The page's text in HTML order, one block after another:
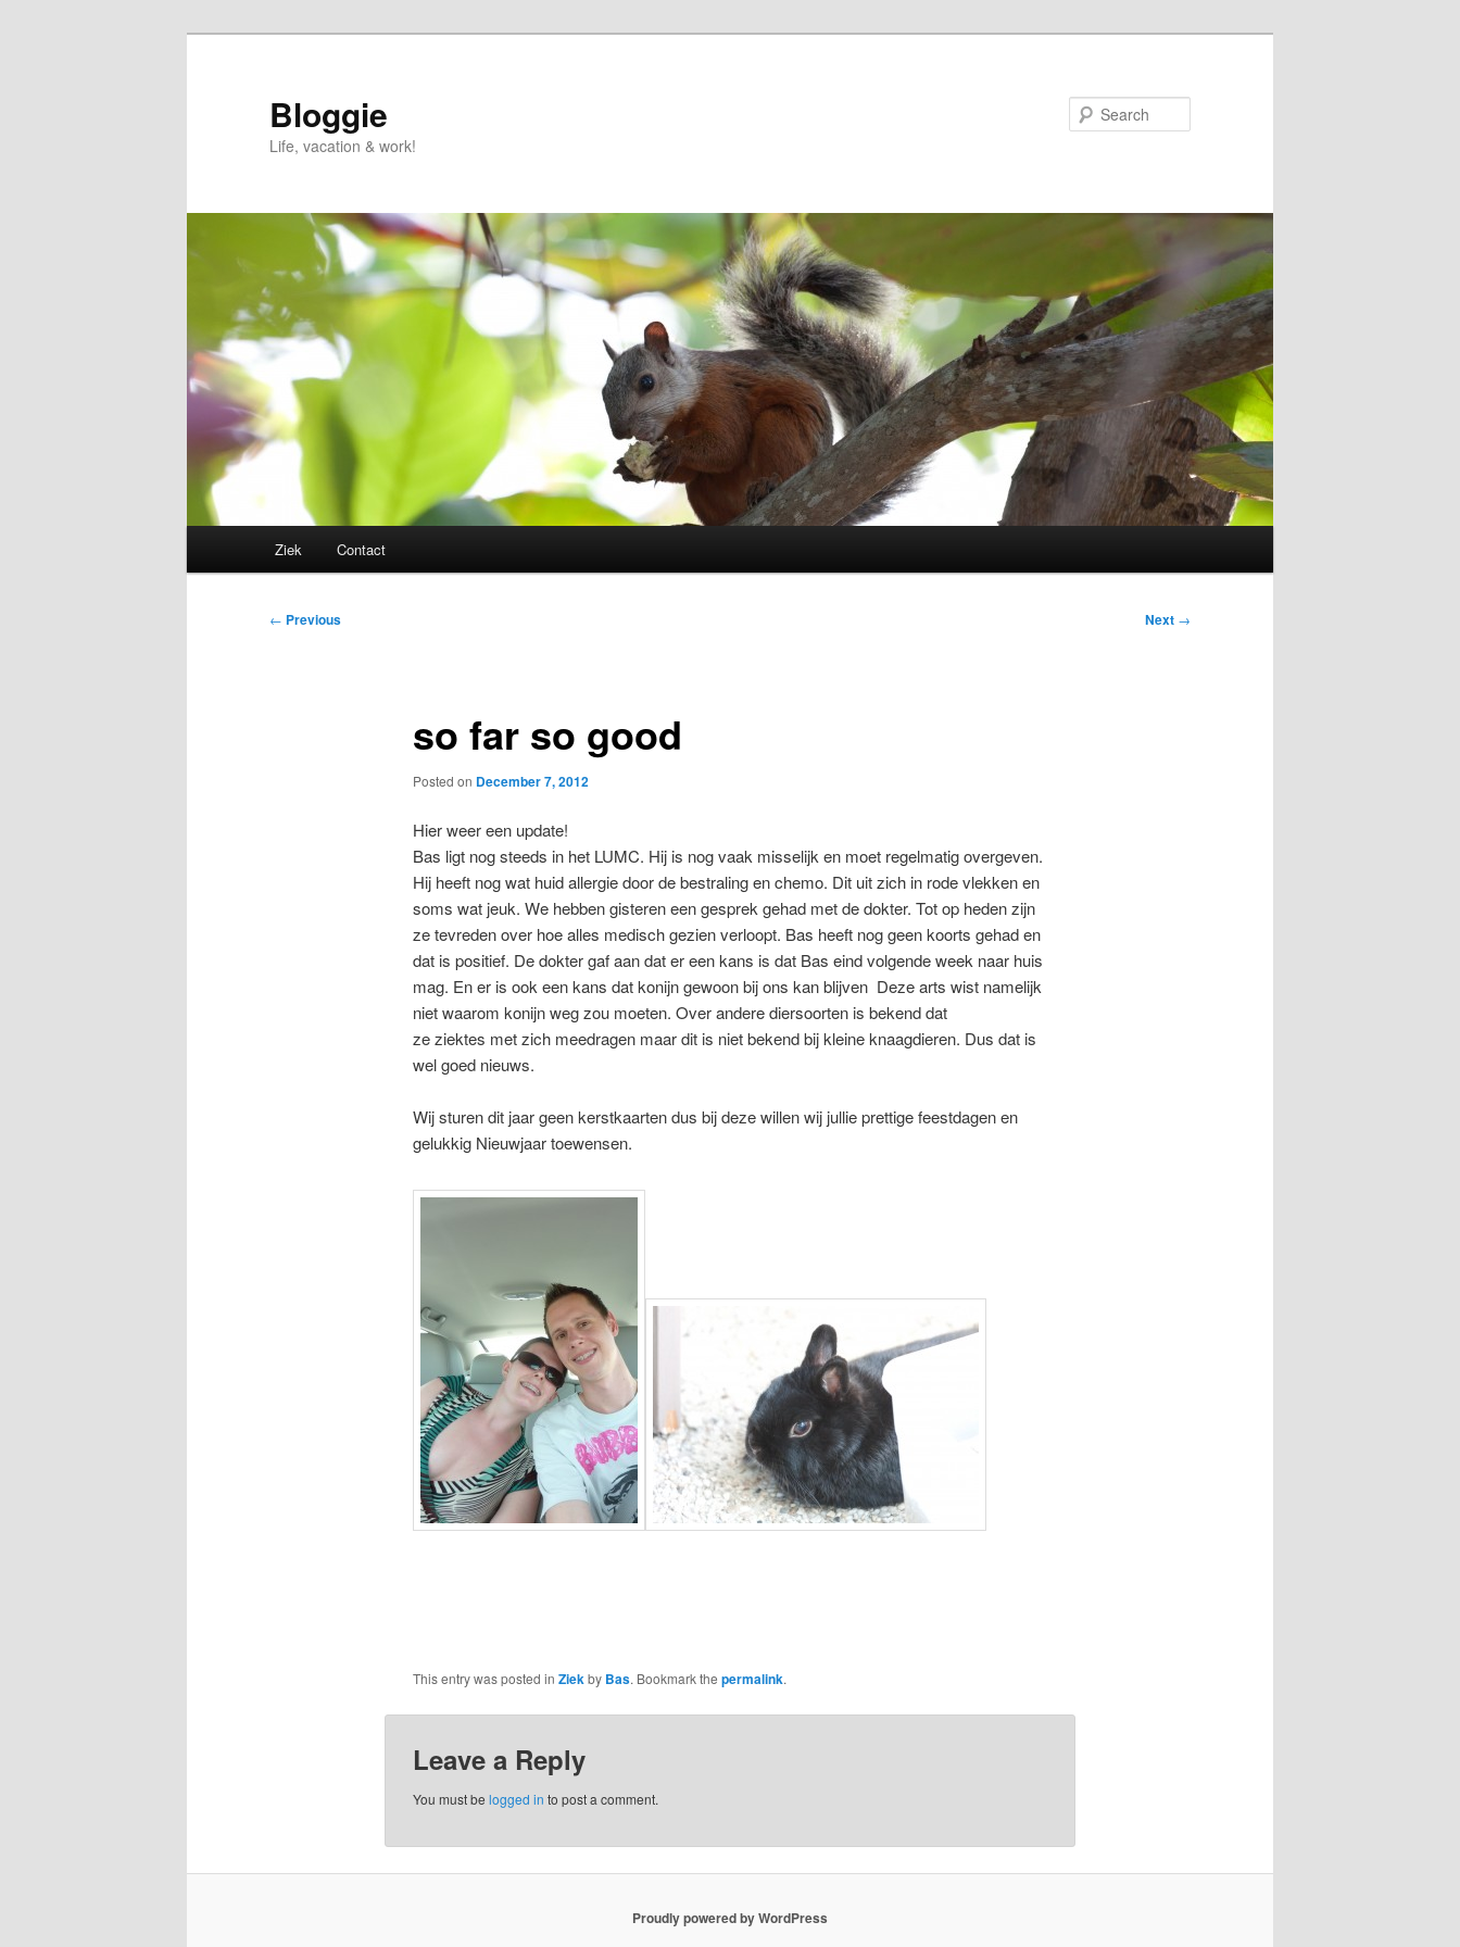
Bloggie
Life, vacation & work!
Ziek Contact
Post
← Previous Next →
so far so good
Posted on December 7, 2012
Hier weer een update!
Bas ligt nog steeds in het LUMC. Hij is nog vaak misselijk en moet regelmatig overgeven.
Hij heeft nog wat huid allergie door de bestraling en chemo. Dit uit zich in rode vlekken en
soms wat jeuk. We hebben gisteren een gesprek gehad met de dokter. Tot op heden zijn
ze tevreden over hoe alles medisch gezien verloopt. Bas heeft nog geen koorts gehad en
dat is positief. De dokter gaf aan dat er een kans is dat Bas eind volgende week naar huis
mag. En er is ook een kans dat konijn gewoon bij ons kan blijven Deze arts wist namelijk
niet waarom konijn weg zou moeten. Over andere diersoorten is bekend dat
ze ziektes met zich meedragen maar dit is niet bekend bij kleine knaagdieren. Dus dat is
wel goed nieuws.
Wij sturen dit jaar geen kerstkaarten dus bij deze willen wij jullie prettige feestdagen en
gelukkig Nieuwjaar toewensen.
This entry was posted in Ziekby Bas. Bookmark the permalink.
Leave a Reply
You must be logged in to post a comment.
Proudly powered by WordPress